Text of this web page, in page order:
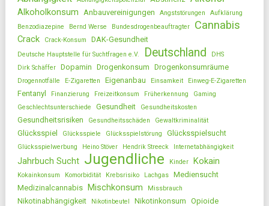
Alkoholkonsum Anbauvereinigungen Angststörungen
Aufklärung
Benzodiazepine
Bernd Werse Bundesdrogenbeauftragter Cannabis
Crack Crack-Konsum DAK-Gesundheit
Deutsche Hauptstelle für Suchtfragen e.V. Deutschland
DHS
Dirk Schäffer
Dopamin Drogenkonsum Drogenkonsumräume
Drogennotfälle E-Zigaretten Eigenanbau Einsamkeit Einweg-E-Zigaretten
Fentanyl Finanzierung Freizeitkonsum Früherkennung
Gaming
Geschlechtsunterschiede
Gesundheit Gesundheitskosten
Gesundheitsrisiken Gesundheitsschäden Gewaltkriminalität
Glücksspiel Glücksspiele Glücksspielstörung Glücksspielsucht
Glücksspielwerbung Heino Stöver Hendrik Streeck Internetabhängigkeit
Jahrbuch Sucht Jugendliche Kinder Kokain
Kokainkonsum Komorbidität Krebsrisiko Lachgas
Mediensucht
Medizinalcannabis Mischkonsum Missbrauch
Nikotinabhängigkeit Nikotinbeutel Nikotinkonsum Opioide